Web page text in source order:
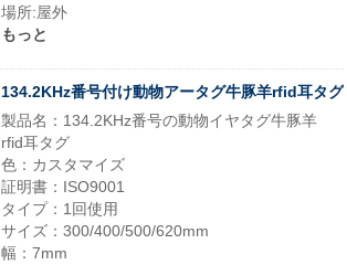
場所:屋外
もっと
134.2KHz番号付け動物アータグ牛豚羊rfid耳タグ
製品名：134.2KHz番号の動物イヤタグ牛豚羊
rfid耳タグ
色：カスタマイズ
証明書：ISO9001
タイプ：1回使用
サイズ：300/400/500/620mm
幅：7mm